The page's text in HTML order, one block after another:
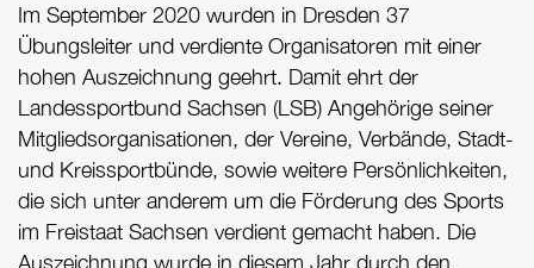
Im September 2020 wurden in Dresden 37
Übungsleiter und verdiente Organisatoren mit einer
hohen Auszeichnung geehrt. Damit ehrt der
Landessportbund Sachsen (LSB) Angehörige seiner
Mitgliedsorganisationen, der Vereine, Verbände, Stadt‐
und Kreissportbünde, sowie weitere Persönlichkeiten,
die sich unter anderem um die Förderung des Sports
im Freistaat Sachsen verdient gemacht haben. Die
Auszeichnung wurde in diesem Jahr durch den